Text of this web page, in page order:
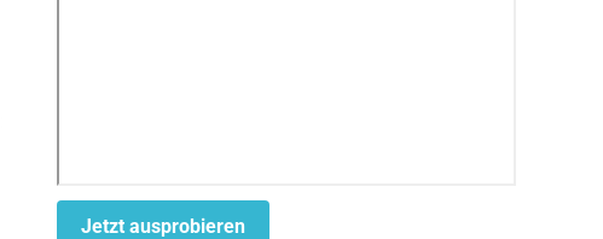
Jetzt ausprobieren